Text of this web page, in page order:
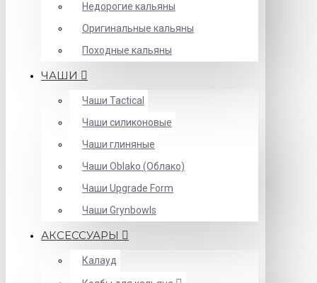
Недорогие кальяны
Оригинальные кальяны
Походные кальяны
ЧАШИ
Чаши Tactical
Чаши силиконовые
Чаши глиняные
Чаши Oblako (Облако)
Чаши Upgrade Form
Чаши Grynbowls
АКСЕССУАРЫ
Калауд